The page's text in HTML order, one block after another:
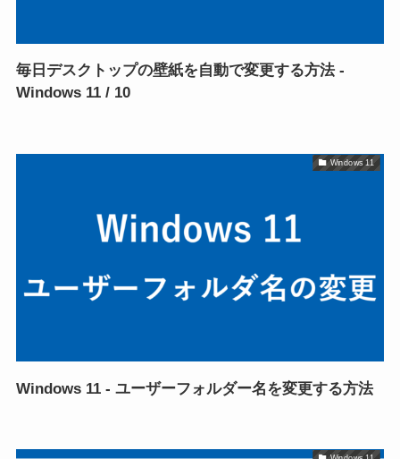
毎日デスクトップの壁紙を自動で変更する方法 -
Windows 11 / 10
Windows 11
Windows 11 - ユーザーフォルダー名を変更する方法